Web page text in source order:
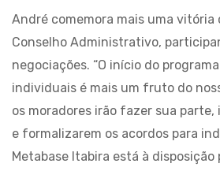
André comemora mais uma
Conselho Administrativo,
negociações. “O início do
individuais é mais um fruto do
os moradores irão fazer sua
e formalizarem os acordos para
Metabase Itabira está à disposição